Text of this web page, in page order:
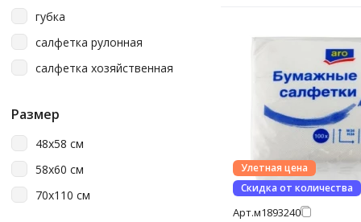
губка
салфетка рулонная
салфетка хозяйственная
Размер
48х58 см
58х60 см
70х110 см
Улетная цена
Скидка от количества
Арт.м1893240